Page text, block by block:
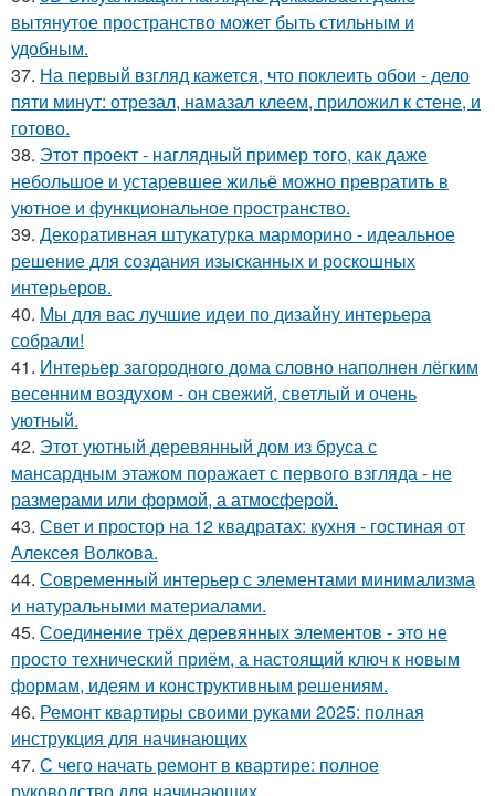
вытянутое пространство может быть стильным и
удобным.
37. На первый взгляд кажется, что поклеить обои - дело
пяти минут: отрезал, намазал клеем, приложил к стене, и
готово.
38. Этот проект - наглядный пример того, как даже
небольшое и устаревшее жильё можно превратить в
уютное и функциональное пространство.
39. Декоративная штукатурка марморино - идеальное
решение для создания изысканных и роскошных
интерьеров.
40. Мы для вас лучшие идеи по дизайну интерьера
собрали!
41. Интерьер загородного дома словно наполнен лёгким
весенним воздухом - он свежий, светлый и очень
уютный.
42. Этот уютный деревянный дом из бруса с
мансардным этажом поражает с первого взгляда - не
размерами или формой, а атмосферой.
43. Свет и простор на 12 квадратах: кухня - гостиная от
Алексея Волкова.
44. Современный интерьер с элементами минимализма
и натуральными материалами.
45. Соединение трёх деревянных элементов - это не
просто технический приём, а настоящий ключ к новым
формам, идеям и конструктивным решениям.
46. Ремонт квартиры своими руками 2025: полная
инструкция для начинающих
47. С чего начать ремонт в квартире: полное